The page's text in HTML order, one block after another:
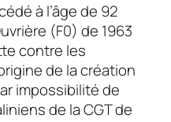
à l’âge de 92
(F0) de 1963
contre les
de la création
impossibilité de
de la CGT de